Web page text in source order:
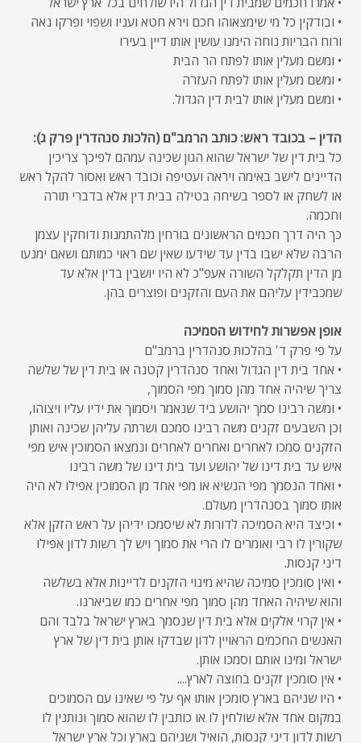
• ובודקין כל מי שימצאוהו חכם וירא חטא ועניו ושפוי ופרקו נאה
ורוח הבריות נוחה הימנו עושין אותו דיין בעירו
• ומשם מעלין אותו לפתח הר הבית
• ומשם מעלין אותו לפתח העזרה
• ומשם מעלין אותו לבית דין הגדול.
הדין – בכובד ראש: כותב הרמב"ם (הלכות סנהדרין פרק ג):
כל בית דין של ישראל שהוא הגון שכינה עמהם לפיכך צריכין
הדיינים לישב באימה ויראה ועטיפה וכובד ראש ואסור להקל ראש
או לשחק או לספר בשיחה בטילה בבית דין אלא בדברי תורה
וחכמה.
כך היה דרך חכמים הראשונים בורחין מלהתמנות ודוחקין עצמן
הרבה שלא ישבו בדין עד שידעו שאין שם ראוי כמותם ושאם ימנעו
מן הדין תקלקל השורה אעפ"כ לא היו יושבין בדין אלא עד
שמכבידין עליהם את העם והזקנים ופוצרים בהן.
אופן אפשרות לחידוש הסמיכה
על פי פרק ד' בהלכות סנהדרין ברמב"ם
• אחד בית דין הגדול ואחד סנהדרין קטנה או בית דין של שלשה
צריך שיהיה אחד מהן סמוך מפי הסמוך,
• ומשה רבינו סמך יהושע ביד שנאמר ויסמוך את ידיו עליו ויצוהו,
וכן השבעים זקנים משה רבינו סמכם ושרתה עליהן שכינה ואותן
הזקנים סמכו לאחרים ואחרים לאחרים ונמצאו הסמוכין איש מפי
איש עד בית דינו של יהושע ועד בית דינו של משה רבינו
• ואחד הנסמך מפי הנשיא או מפי אחד מן הסמוכין אפילו לא היה
אותו סמוך בסנהדרין מעולם.
• וכיצד היא הסמיכה לדורות לא שיסמכו ידיהן על ראש הזקן אלא
שקורין לו רבי ואומרים לו הרי את סמוך ויש לך רשות לדון אפילו
דיני קנסות.
• ואין סומכין סמיכה שהיא מינוי הזקנים לדיינות אלא בשלשה
והוא שיהיה האחד מהן סמוך מפי אחרים כמו שביארנו.
• אין קרוי אלקים אלא בית דין שנסמך בארץ ישראל בלבד והם
האנשים החכמים הראויין לדון שבדקו אותן בית דין של ארץ
ישראל ומינו אותם וסמכו אותן.
• אין סומכין זקנים בחוצה לארץ....
• היו שניהם בארץ סומכין אותו אף על פי שאינו עם הסמוכים
במקום אחד אלא שולחין לו או כותבין לו שהוא סמוך ונותנין לו
רשות לדון דיני קנסות, הואיל ושניהם בארץ וכל ארץ ישראל